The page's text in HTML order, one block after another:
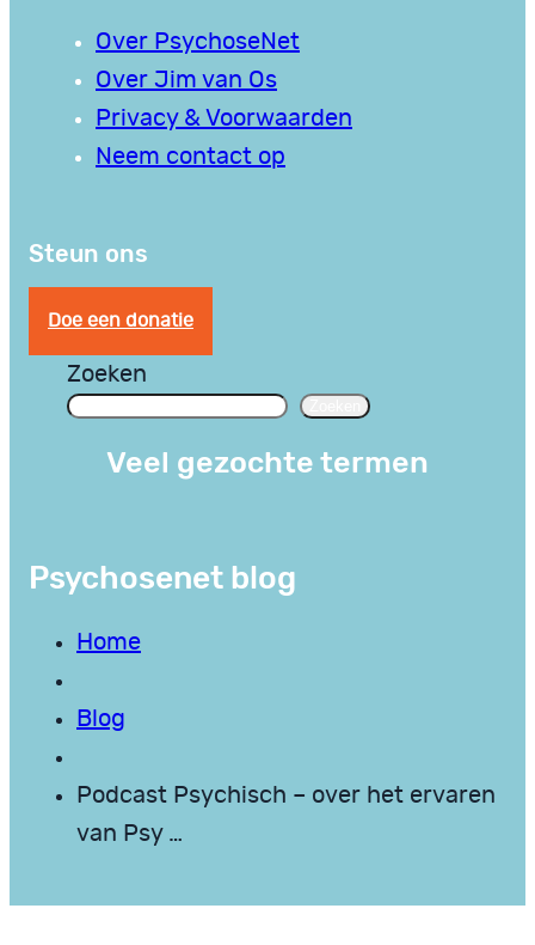
Over PsychoseNet
Over Jim van Os
Privacy & Voorwaarden
Neem contact op
Steun ons
Doe een donatie
Zoeken
Veel gezochte termen
Psychosenet blog
Home
Blog
Podcast Psychisch – over het ervaren
van Psy …